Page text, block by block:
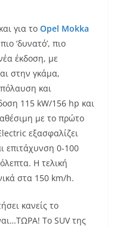
για το Opel Mokka
‘δυνατό’, πιο
έκδοση, με
στην γκάμα,
και
115 kW/156 hp και
με το πρώτο
εξασφαλίζει
επιτάχυνση 0-100
Η τελική
στα 150 km/h.
κανείς το
Το SUV της